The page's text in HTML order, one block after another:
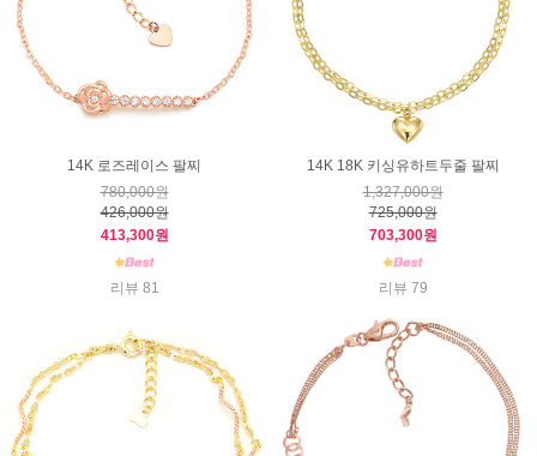
14K 로즈레이스 팔찌
780,000원
426,000원
413,300원
리뷰 81
14K 18K 키싱유하트두줄 팔찌
1,327,000원
725,000원
703,300원
리뷰 79